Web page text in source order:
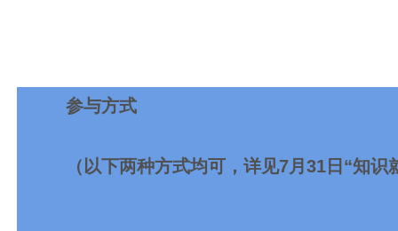
参与方式
（以下两种方式均可，详见7月31日“知